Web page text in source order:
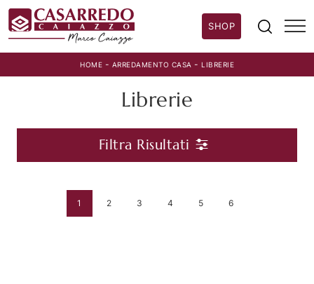
SHOP
HOME - ARREDAMENTO CASA - LIBRERIE
Librerie
Filtra Risultati
1 2 3 4 5 6